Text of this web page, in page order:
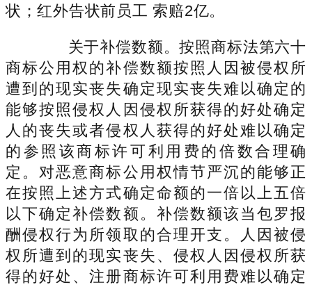
状；红外告状前员工 索赔2亿。
关于补偿数额。按照商标法第六十
商标公用权的补偿数额按照人因被侵权所
遭到的现实丧失确定现实丧失难以确定的
能够按照侵权人因侵权所获得的好处确定
人的丧失或者侵权人获得的好处难以确定
的参照该商标许可利用费的倍数合理确
定。对恶意商标公用权情节严沉的能够正
在按照上述方式确定命额的一倍以上五倍
以下确定补偿数额。补偿数额该当包罗报
酬侵权行为所领取的合理开支。人因被侵
权所遭到的现实丧失、侵权人因侵权所获
得的好处、注册商标许可利用费难以确定